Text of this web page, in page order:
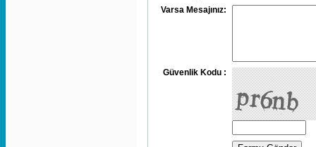
Varsa Mesajınız:
Güvenlik Kodu :